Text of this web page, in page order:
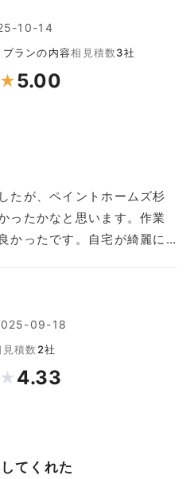
10-14
ランの内容相見積数3社
★5.00
たが、ペイントホームズ杉
ったかなと思います。作業
かったです。自宅が綺麗に…
09-18
見積数 2社
★ 4.33
てくれた